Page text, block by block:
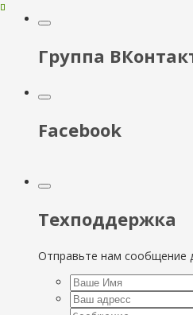
Группа
Facebook
Техподдержка
Отправьте нам сообщение